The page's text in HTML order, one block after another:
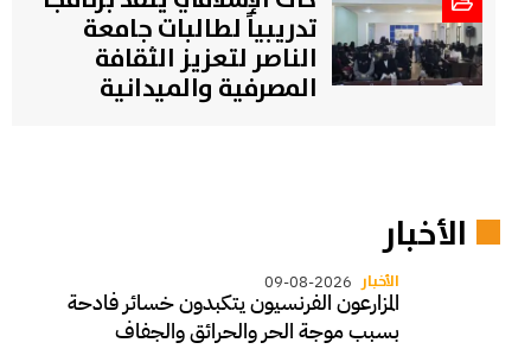
تدريبياً لطالبات جامعة
الناصر لتعزيز الثقافة
المصرفية والميدانية
الأخبار
الأخبار 09-08-2026
المزارعون الفرنسيون يتكبدون خسائر فادحة
بسبب موجة الحر والحرائق والجفاف